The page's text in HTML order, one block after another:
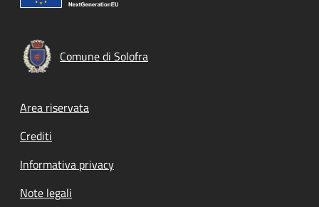
Comune di Solofra
Footer menu
Area riservata
Crediti
Informativa privacy
Note legali